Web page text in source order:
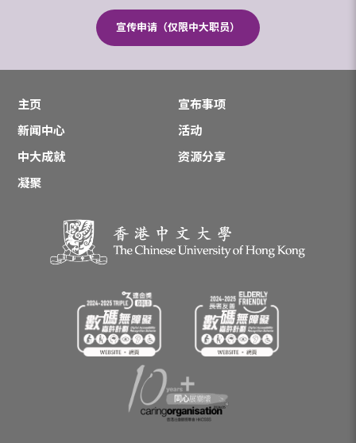
宣传申请（仅限中大职员）
主页
宣布事项
新闻中心
活动
中大成就
资源分享
凝聚